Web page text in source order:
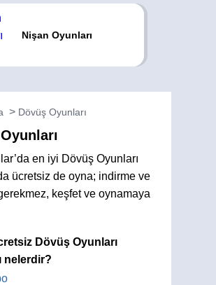
Nişan Oyunları
Dövüş Oyunları
en iyi Dövüş Oyunları
ücretsiz de oyna; indirme ve
keşfet ve oynamaya
Dövüş Oyunları
nelerdir?